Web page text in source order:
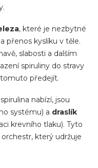
, které je nezbytné
přenos kyslíku v těle.
slabosti a dalším
spiruliny do stravy
předejít.
nabízí, jsou
systému) a draslík
krevního tlaku). Tyto
který udržuje